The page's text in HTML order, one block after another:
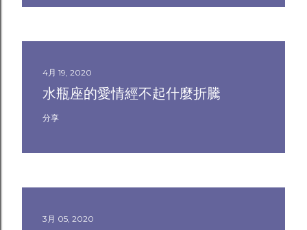
4月 19, 2020
水瓶座的愛情經不起什麼折騰
分享
3月 05, 2020